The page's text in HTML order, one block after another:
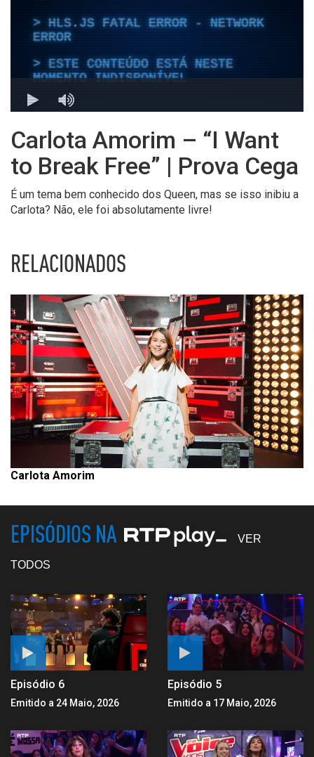
Carlota Amorim – “I Want
to Break Free” | Prova Cega
É um tema bem conhecido dos Queen, mas se isso inibiu a
Carlota? Não, ele foi absolutamente livre!
RELACIONADOS
Carlota Amorim
EPISÓDIOS NA VER
TODOS
Episódio 6
Emitido a 24 Maio, 2026
Episódio 5
Emitido a 17 Maio, 2026